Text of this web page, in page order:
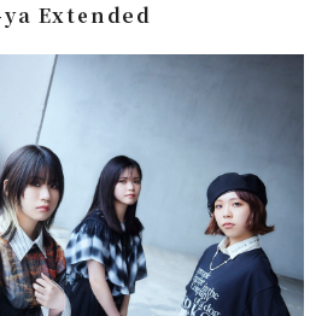
Extended